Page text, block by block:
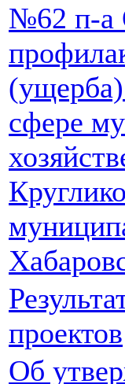
№62 п-а
сфере
проектов
Об